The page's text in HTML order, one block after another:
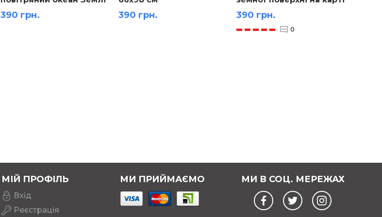
66х98 см
390 грн. 390 грн.
66х98 см
390 грн.
0
МІЙ ПРОФІЛЬ
Вхід
Реєстрація
МИ ПРИЙМАЄМО МИ В СОЦ. МЕРЕЖАХ